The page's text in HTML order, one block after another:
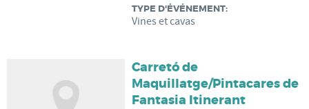
TYPE D'ÉVÉNEMENT:
Vines et cavas
Carretó de
Maquillatge/Pintacares de
Fantasia Itinerant